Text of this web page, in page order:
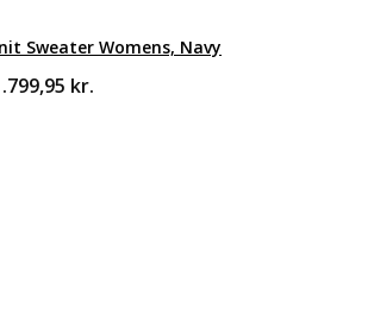
Sweater Womens, Navy
kr.